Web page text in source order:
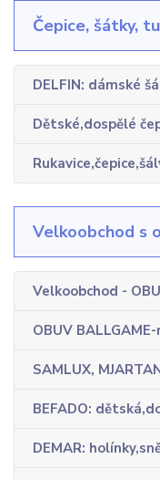
Čepice, šátky,
DELFIN: dámské
Dětské,dospělé
Velkoobchod s
Velkoobchod -
OBUV
SAMLUX,
BEFADO:
DEMAR: